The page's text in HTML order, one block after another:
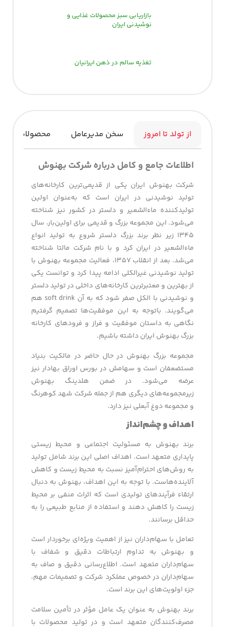
بازاریابی سبز محصولات غذایی و
نوشیدنی ایران
تغذیه سالم در ذهن ایرانیان
از تولد تا امروز سخن مدیرعامل محصولات
اطلاعات جامع و کامل درباره شرکت بهنوش
شرکت بهنوش ایران یکی از قدیمی‌ترین کارخانه‌های
تولید نوشیدنی در ایران است که به‌عنوان اولین
تولیدکننده ماءالشعیر و دلستر در کشور نیز شناخته
می‌شود. این مجموعه بزرگ و قدیمی برای اولین‌بار، سال
۱۳۴۵ زیر نظر برند بزرگ دلستر شروع به تولید انواع
ماءالشعیر در ایران کرد و با نام شرکت مالتا شناخته
می‌شد. بعد از انقلاب ۱۳۵۷، فعالیت مجموعه بهنوش با
تولید نوشیدنی غیرالکلی ادامه پیدا کرد و توانست یکی
از بهترین و معتبرترین کارخانه‌های داخلی در تولید دلستر
و نوشیدنی با الکل صفر شود که به آن soft drink هم
می‌گویند. باتوجه‌ به این موفقیت‌ها تصمیم گرفتیم
نگاهی به داستان موفقیت و فراز و فرودهای کارخانه
بزرگ بهنوش ایران داشته باشیم.
مجموعه بزرگ بهنوش در حال حاضر در مالکیت بنیاد
مستضعفان است و سهامش در بورس اوراق بهادار نیز
عرضه می‌شود. در ضمن هلدینگ بهنوش
زیرمجموعه‌های دیگری هم از جمله شرکت شهد کوهرنگ
و مجموعه دوغ آبعلی نیز دارد.
اهداف و چشم‌انداز
برند بهنوش به مسئولیت اجتماعی و محیط‌‌ زیستی
پایداری متعهد است. اهداف اصلی این برند شامل تولید
به روش‌های احترام‌آمیز نسبت به محیط‌ زیست و کاهش
آلاینده‌هاست. با توجه به این اهداف، بهنوش به دنبال
ارتقاء فرآیندهای تولیدی است که اثرات منفی بر محیط‌
زیست را کاهش دهند و استفاده از منابع طبیعی را به
حداقل برسانند.
تعامل با سهام‌داران نیز از اهمیت ویژه‌ای برخوردار است
و بهنوش به تداوم ارتباطات دقیق و شفاف با
سهام‌داران متعهد است. اطلاع‌رسانی دقیق و صاف به
سهام‌داران در خصوص عملکرد شرکت و تصمیمات مهم،
جزء اولویت‌های این برند است.
برند بهنوش به عنوان یک عامل مؤثر در تأمین سلامت
مصرف‌کنندگان متعهد است و در تولید محصولات با